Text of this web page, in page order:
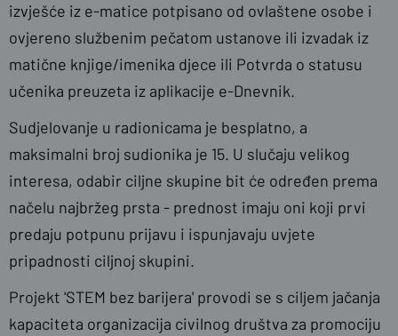
izvješće iz e-matice potpisano od ovlaštene osobe i
ovjereno službenim pečatom ustanove ili izvadak iz
matične knjige/imenika djece ili Potvrda o statusu
učenika preuzeta iz aplikacije e-Dnevnik.
Sudjelovanje u radionicama je besplatno, a
maksimalni broj sudionika je 15. U slučaju velikog
interesa, odabir ciljne skupine bit će određen prema
načelu najbržeg prsta - prednost imaju oni koji prvi
predaju potpunu prijavu i ispunjavaju uvjete
pripadnosti ciljnoj skupini.
Projekt 'STEM bez barijera' provodi se s ciljem jačanja
kapaciteta organizacija civilnog društva za promociju